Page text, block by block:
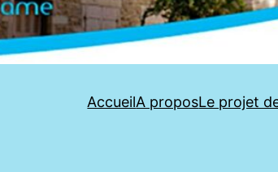
AccueilA proposLe projet